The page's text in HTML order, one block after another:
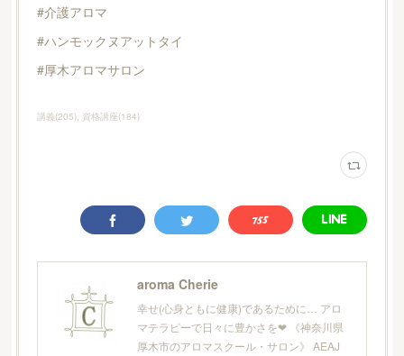
#介護アロマ
#ハンモックヌアットタイ
#厚木アロマサロン
講義(205) 資格講座(184)
aroma Cherie
幸せ(心身ともに健康)であるために… アロ
マテラピーで日々に豊かさを❤︎ 《神奈川県
厚木市のアロマスクール・サロン》 AEAJ